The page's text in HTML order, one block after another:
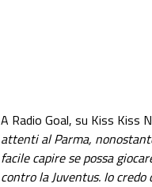
A Radio Goal, su Kiss Kiss
attenti al Parma,
facile capire se possa
contro la Juventus. Io